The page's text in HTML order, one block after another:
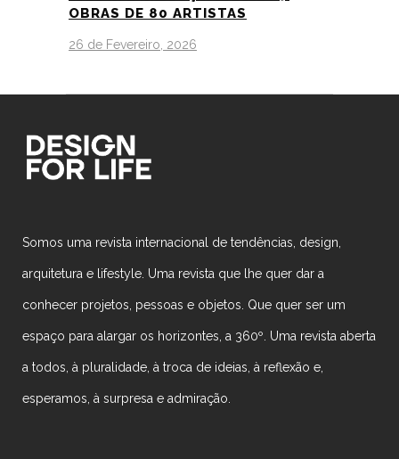
OBRAS DE 80 ARTISTAS
26 de Fevereiro, 2026
Somos uma revista internacional de tendências, design,
arquitetura e lifestyle. Uma revista que lhe quer dar a
conhecer projetos, pessoas e objetos. Que quer ser um
espaço para alargar os horizontes, a 360º. Uma revista aberta
a todos, à pluralidade, à troca de ideias, à reflexão e,
esperamos, à surpresa e admiração.